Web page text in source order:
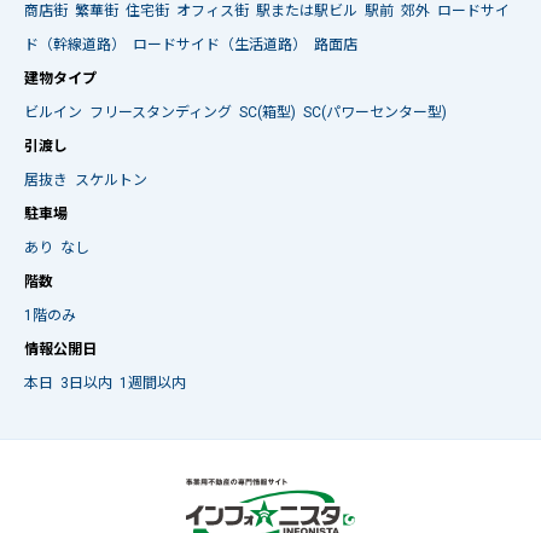
商店街 繁華街 住宅街 オフィス街 駅または駅ビル 駅前 郊外 ロードサイ
ド（幹線道路）
ロードサイド（生活道路）
路面店
建物タイプ
ビルイン フリースタンディング SC(箱型) SC(パワーセンター型)
引渡し
居抜き
スケルトン
駐車場
あり
なし
階数
1階のみ
情報公開日
本日
3日以内 1週間以内